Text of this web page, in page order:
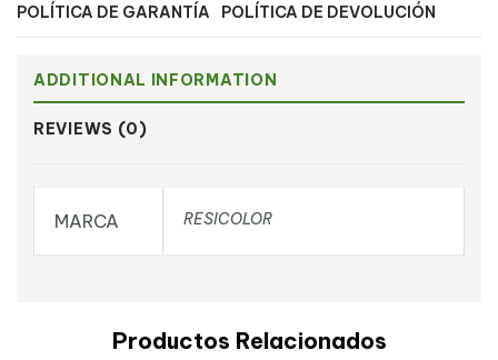
POLÍTICA DE GARANTÍA POLÍTICA DE DEVOLUCIÓN
ADDITIONAL INFORMATION
REVIEWS (0)
MARCA RESICOLOR
Productos Relacionados